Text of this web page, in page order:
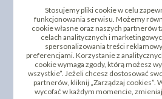
TOPPER KOMUNIA
ŚWIĘTA W OKRĘGU
(140S)
cena:10,96 zł
DO KOSZYKA
Stosujemy pliki cookie w celu
funkcjonowania serwisu. Możemy
cookie własne oraz naszych partnerów
celach analitycznych i
spersonalizowania treści
preferencjami. Korzystanie z
cookie wymaga zgody, którą możesz
wszystkie”. Jeżeli chcesz dostosować
partnerów, kliknij „Zarządzaj cookies”.
wycofać w każdym momencie,